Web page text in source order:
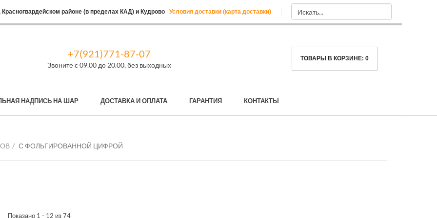
районе (в пределах КАД) и Кудрово Условия доставки (карта доставки)
+7(921)771-87-07
Звоните с 09.00 до 20.00, без выходных
ТОВАРЫ В КОРЗИНЕ: 0
НАДПИСЬ НА ШАР ДОСТАВКА И ОПЛАТА ГАРАНТИЯ КОНТАКТЫ
С ФОЛЬГИРОВАННОЙ ЦИФРОЙ
Показано 1 - 12 из 74